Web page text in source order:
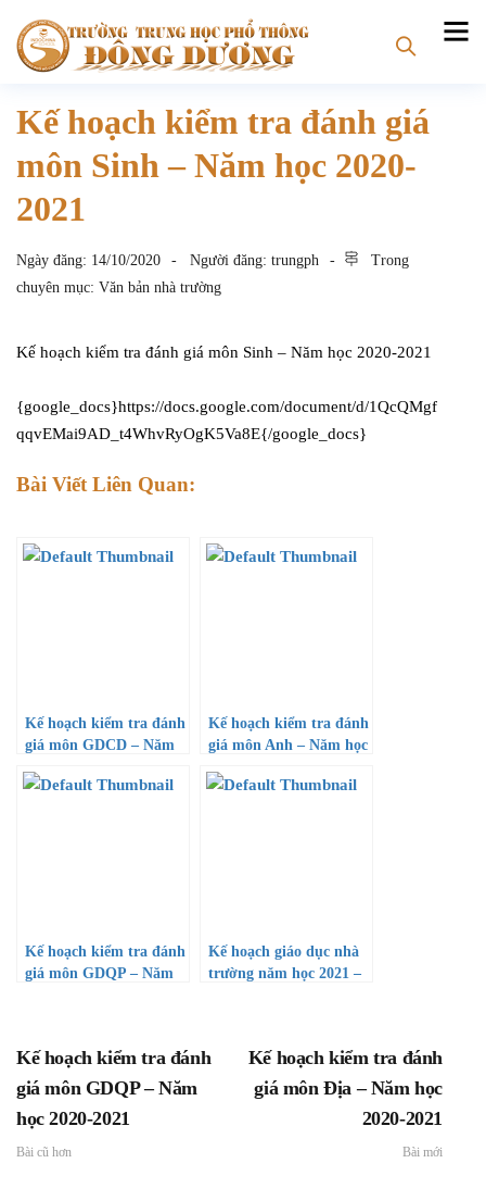
Kế hoạch kiểm tra đánh giá
môn Sinh – Năm học 2020-
2021
Ngày đăng: 14/10/2020 Người đăng: trungph
Trong
chuyên mục: Văn bản nhà trường
Kế hoạch kiểm tra đánh giá môn Sinh – Năm học 2020-2021
{google_docs}https://docs.google.com/document/d/1QcQMgf
qqvEMai9AD_t4WhvRyOgK5Va8E{/google_docs}
Bài Viết Liên Quan:
Kế hoạch kiểm tra đánh
giá môn GDCD – Năm
Kế hoạch kiểm tra đánh
giá môn Anh – Năm học
Kế hoạch kiểm tra đánh
giá môn GDQP – Năm
Kế hoạch giáo dục nhà
trường năm học 2021 –
Kế hoạch kiểm tra đánh
giá môn GDQP – Năm
học 2020-2021
Bài cũ hơn
Kế hoạch kiểm tra đánh
giá môn Địa – Năm học
2020-2021
Bài mới